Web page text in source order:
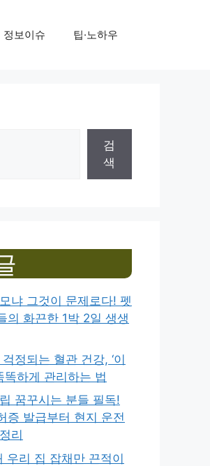
정보이슈 팁·노하우
검
색
냐 그것이 문제로다! 펫
의 화끈한 1박 2일 생생
정되는 혈관 건강, ‘이
똑하게 관리하는 법
꿈꾸시는 분들 필독!
증 발급부터 현지 운전
리
우리 집 잡채만 끈적이